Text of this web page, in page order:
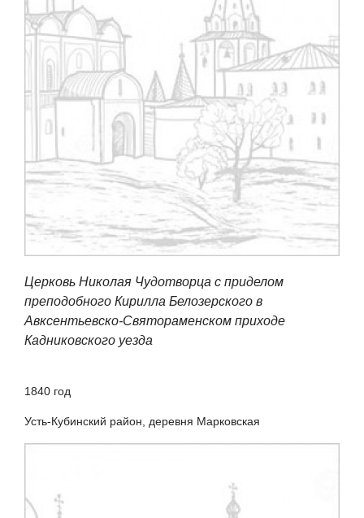
Церковь Николая Чудотворца с приделом
преподобного Кирилла Белозерского в
Авксентьевско-Святораменском приходе
Кадниковского уезда
1840 год
Усть-Кубинский район, деревня Марковская